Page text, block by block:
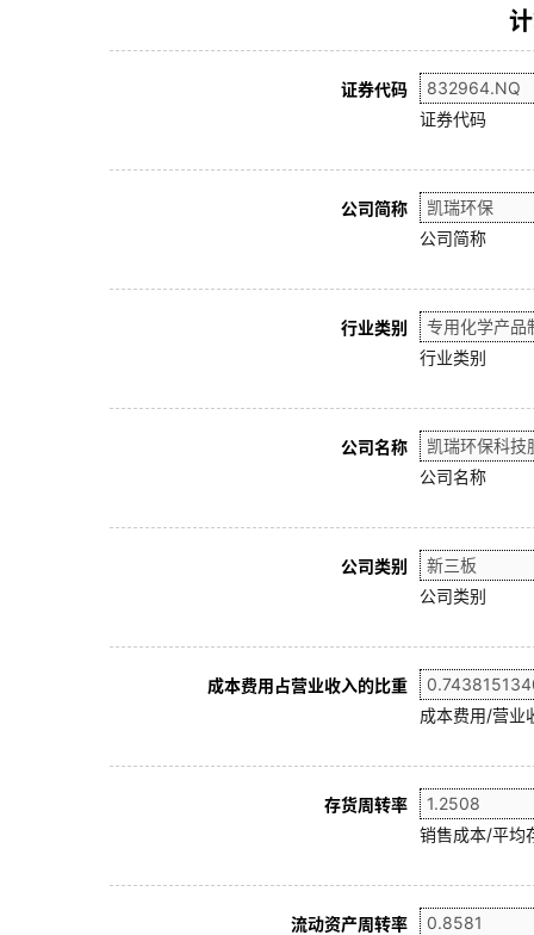
证券代码
证券代码
公司简称
公司简称
行业类别
行业类别
公司名称
公司名称
公司类别
公司类别
成本费用占营业收入的比重
成本费用/营业
存货周转率
销售成本/平均
流动资产周转率